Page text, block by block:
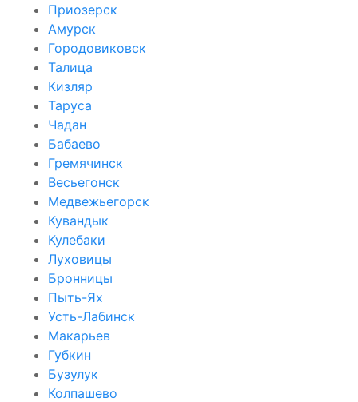
Приозерск
Амурск
Городовиковск
Талица
Кизляр
Таруса
Чадан
Бабаево
Гремячинск
Весьегонск
Медвежьегорск
Кувандык
Кулебаки
Луховицы
Бронницы
Пыть-Ях
Усть-Лабинск
Макарьев
Губкин
Бузулук
Колпашево